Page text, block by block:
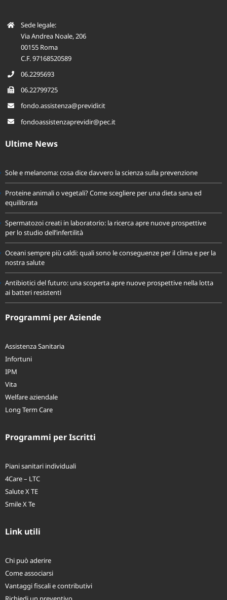
Sede legale:
Via Andrea Noale, 206
00155 Roma
C.F. 97168520589
06.2295693
06.22799725
fondo.assistenza@previdir.it
fondoassistenzaprevidir@pec.it
Ultime News
Sole e melanoma: cosa dice davvero la scienza sulla prevenzione
Proteine animali o vegetali? Come scegliere per una dieta sana ed
equilibrata
Spermatozoi creati in laboratorio: la ricerca apre nuove prospettive
per lo studio dell’infertilità
Oceani sempre più caldi: quali sono le conseguenze per il clima e per la
nostra salute
Antibiotici del futuro: una scoperta apre nuove prospettive nella lotta
ai batteri resistenti
Programmi per Aziende
Assistenza Sanitaria
Infortuni
IPM
Vita
Welfare aziendale
Long Term Care
Programmi per Iscritti
Piani sanitari individuali
4Care – LTC
Salute X TE
Smile X Te
Link utili
Chi può aderire
Come associarsi
Vantaggi fiscali e contributivi